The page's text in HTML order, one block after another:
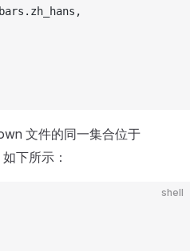
文件的同一集合位于
下所示：
shell